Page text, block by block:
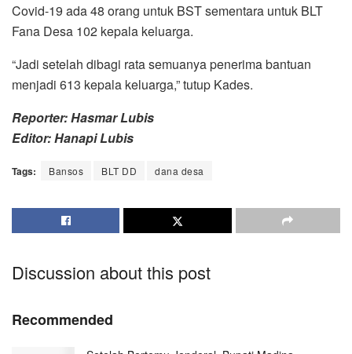
Covid-19 ada 48 orang untuk BST sementara untuk BLT
Fana Desa 102 kepala keluarga.
“Jadi setelah dibagi rata semuanya penerima bantuan
menjadi 613 kepala keluarga,” tutup Kades.
Reporter: Hasmar Lubis
Editor: Hanapi Lubis
Tags: Bansos BLT DD dana desa
Discussion about this post
Recommended